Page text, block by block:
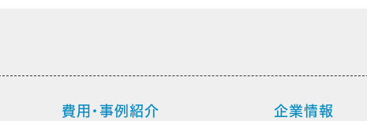
費用・事例紹介 企業情報